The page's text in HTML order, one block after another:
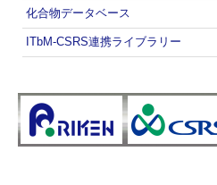
化合物データベース
ITbM-CSRS連携ライブラリー